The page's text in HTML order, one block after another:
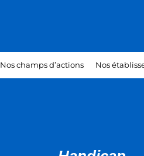
Nos champs d’actions Nos